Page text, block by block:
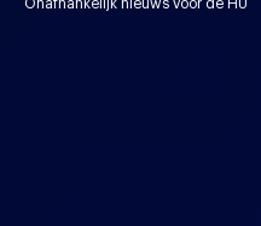
Onafhankelijk nieuws voor de HU